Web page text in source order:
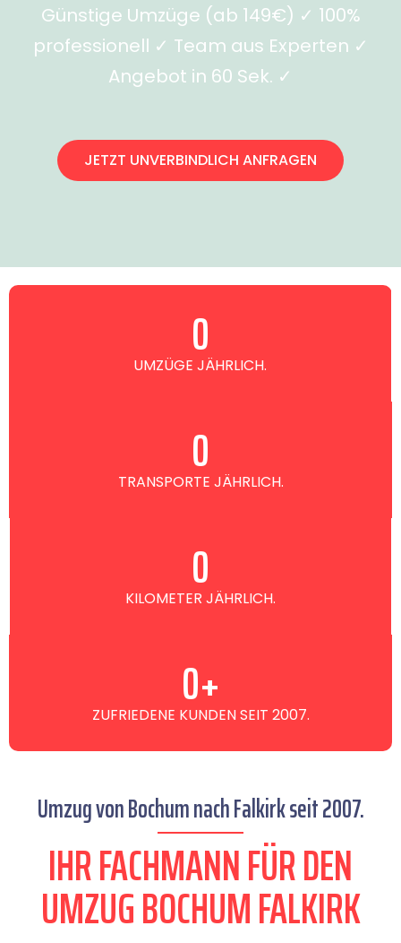
Günstige Umzüge (ab 149€) ✓ 100%
professionell ✓ Team aus Experten ✓
Angebot in 60 Sek. ✓
JETZT UNVERBINDLICH ANFRAGEN
UMZÜGE JÄHRLICH.
0
TRANSPORTE JÄHRLICH.
0
KILOMETER JÄHRLICH.
0
ZUFRIEDENE KUNDEN SEIT 2007.
0+
Umzug von Bochum nach Falkirk seit 2007.
IHR FACHMANN FÜR DEN
UMZUG BOCHUM FALKIRK